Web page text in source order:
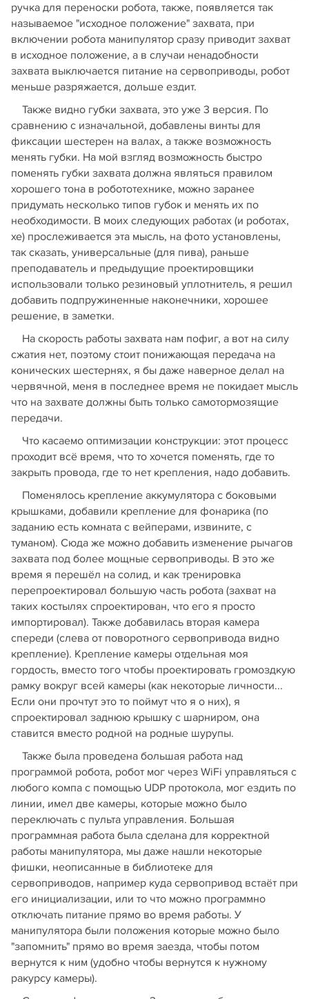
ручка для переноски робота, также, появляется так
называемое "исходное положение" захвата, при
включении робота манипулятор сразу приводит захват
в исходное положение, а в случаи ненадобности
захвата выключается питание на сервоприводы, робот
меньше разряжается, дольше ездит.
Также видно губки захвата, это уже 3 версия. По
сравнению с изначальной, добавлены винты для
фиксации шестерен на валах, а также возможность
менять губки. На мой взгляд возможность быстро
поменять губки захвата должна являться правилом
хорошего тона в робототехнике, можно заранее
придумать несколько типов губок и менять их по
необходимости. В моих следующих работах (и роботах,
хе) прослеживается эта мысль, на фото установлены,
так сказать, универсальные (для пива), раньше
преподаватель и предыдущие проектировщики
использовали только резиновый уплотнитель, я решил
добавить подпружиненные наконечники, хорошее
решение, в заметки.
На скорость работы захвата нам пофиг, а вот на силу
сжатия нет, поэтому стоит понижающая передача на
конических шестернях, я бы даже наверное делал на
червячной, меня в последнее время не покидает мысль
что на захвате должны быть только самотормозящие
передачи.
Что касаемо оптимизации конструкции: этот процесс
проходит всё время, что то хочется поменять, где то
закрыть провода, где то нет крепления, надо добавить.
Поменялось крепление аккумулятора с боковыми
крышками, добавили крепление для фонарика (по
заданию есть комната с вейперами, извините, с
туманом). Сюда же можно добавить изменение рычагов
захвата под более мощные сервоприводы. В это же
время я перешёл на солид, и как тренировка
перепроектировал большую часть робота (захват на
таких костылях спроектирован, что его я просто
импортировал). Также добавилась вторая камера
спереди (слева от поворотного сервопривода видно
крепление). Крепление камеры отдельная моя
гордость, вместо того чтобы проектировать громоздкую
рамку вокруг всей камеры (как некоторые личности...
Если они прочтут это то поймут что я о них), я
спроектировал заднюю крышку с шарниром, она
ставится вместо родной на родные шурупы.
Также была проведена большая работа над
программой робота, робот мог через WiFi управляться с
любого компа с помощью UDP протокола, мог ездить по
линии, имел две камеры, которые можно было
переключать с пульта управления. Большая
программная работа была сделана для корректной
работы манипулятора, мы даже нашли некоторые
фишки, неописанные в библиотеке для
сервоприводов, например куда сервопривод встаёт при
его инициализации, или то что можно программно
отключать питание прямо во время работы. У
манипулятора были положения которые можно было
"запомнить" прямо во время заезда, чтобы потом
вернутся к ним (удобно чтобы вернутся к нужному
ракурсу камеры).